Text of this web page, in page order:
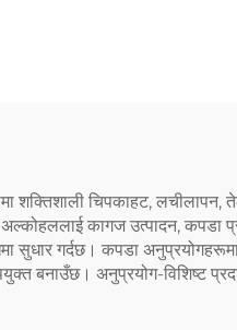
शक्तिशाली चिपकाहट,
कागज उत्पादन, कपडा
सुधार गर्दछ। कपडा
बनाउँछ। अनुप्रयोग-विशिष्ट